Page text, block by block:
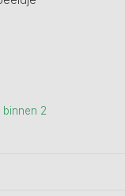
binnen 2